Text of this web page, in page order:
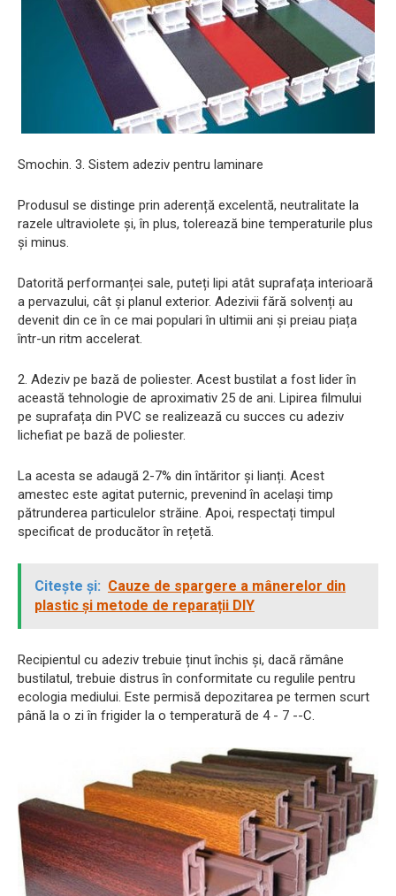
Smochin. 3. Sistem adeziv pentru laminare
Produsul se distinge prin aderență excelentă, neutralitate la
razele ultraviolete și, în plus, tolerează bine temperaturile plus
și minus.
Datorită performanței sale, puteți lipi atât suprafața interioară
a pervazului, cât și planul exterior. Adezivii fără solvenți au
devenit din ce în ce mai populari în ultimii ani și preiau piața
într-un ritm accelerat.
2. Adeziv pe bază de poliester. Acest bustilat a fost lider în
această tehnologie de aproximativ 25 de ani. Lipirea filmului
pe suprafața din PVC se realizează cu succes cu adeziv
lichefiat pe bază de poliester.
La acesta se adaugă 2-7% din întăritor și lianți. Acest
amestec este agitat puternic, prevenind în același timp
pătrunderea particulelor străine. Apoi, respectați timpul
specificat de producător în rețetă.
Citește și: Cauze de spargere a mânerelor din
plastic și metode de reparații DIY
Recipientul cu adeziv trebuie ținut închis și, dacă rămâne
bustilatul, trebuie distrus în conformitate cu regulile pentru
ecologia mediului. Este permisă depozitarea pe termen scurt
până la o zi în frigider la o temperatură de 4 - 7 --С.